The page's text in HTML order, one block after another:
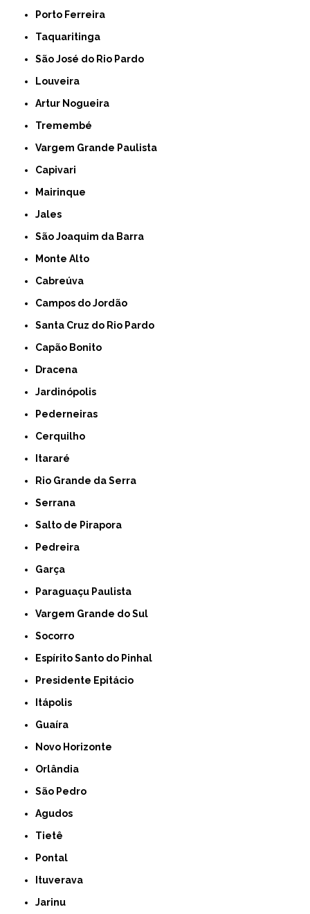
Porto Ferreira
Taquaritinga
São José do Rio Pardo
Louveira
Artur Nogueira
Tremembé
Vargem Grande Paulista
Capivari
Mairinque
Jales
São Joaquim da Barra
Monte Alto
Cabreúva
Campos do Jordão
Santa Cruz do Rio Pardo
Capão Bonito
Dracena
Jardinópolis
Pederneiras
Cerquilho
Itararé
Rio Grande da Serra
Serrana
Salto de Pirapora
Pedreira
Garça
Paraguaçu Paulista
Vargem Grande do Sul
Socorro
Espírito Santo do Pinhal
Presidente Epitácio
Itápolis
Guaíra
Novo Horizonte
Orlândia
São Pedro
Agudos
Tietê
Pontal
Ituverava
Jarinu